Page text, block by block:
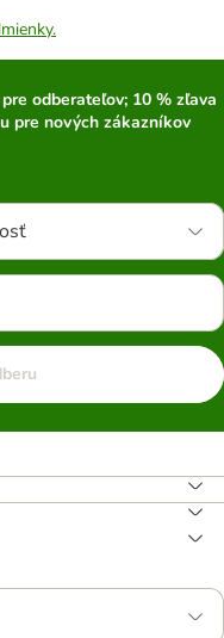
odberateľov; 10 % zľava
pre nových zákazníkov